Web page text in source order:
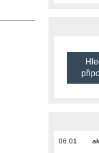
06.01